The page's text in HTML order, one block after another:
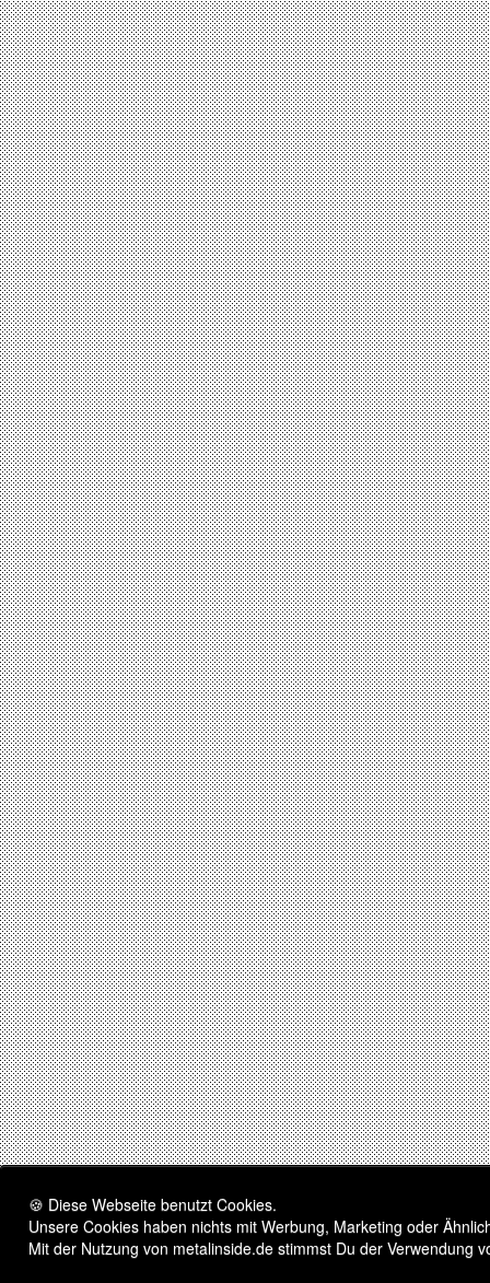
🍪 Diese Webseite benutzt Cookies.
Unsere Cookies haben nichts mit Werbung, Marketing oder
Mit der Nutzung von metalinside.de stimmst Du der Verwendung